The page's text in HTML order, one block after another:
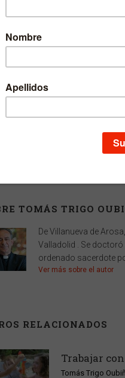
Materia
Religión
EAN
Páginas
Ancho
16 cm
18-05-2011
TOMÁS TRIGO
De Villanueva de
Valladolid . Se doctoró
ordenado sacerdote
Ver más sobre el autor
RELACIONADOS
Trabajar
Tomás Trigo